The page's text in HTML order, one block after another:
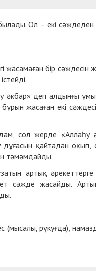
Ол – екі сәждеден
жасамаған бір сәждесін
әкбар» деп алдынғы
жасаған екі
сол жерде «Аллаһу
қайтадан оқып,
тәмәмдайды.
артық әрекеттерге
сәжде жасайды.
(мысалы, рүкуғда),